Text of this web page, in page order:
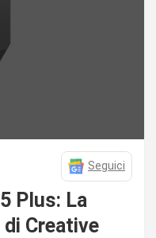
Seguici
Plus: La
Creative